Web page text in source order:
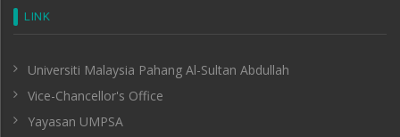
LINK
Universiti Malaysia Pahang Al-Sultan Abdullah
Vice-Chancellor's Office
Yayasan UMPSA